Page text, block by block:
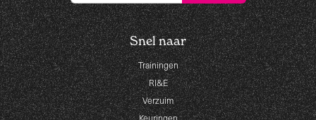
Snel naar
Trainingen
RI&E
Verzuim